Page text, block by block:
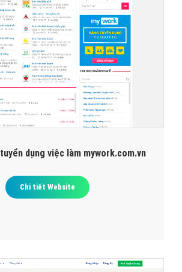
dụng việc làm mywork.com.vn
Chi tiết Website